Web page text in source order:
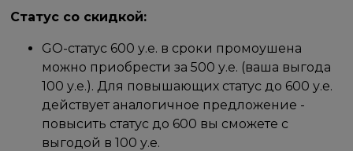
Статус со скидкой:
GO-статус 600 у.е. в сроки промоушена
можно приобрести за 500 у.е. (ваша выгода
100 у.е.). Для повышающих статус до 600 у.е.
действует аналогичное предложение -
повысить статус до 600 вы сможете с
выгодой в 100 у.е.